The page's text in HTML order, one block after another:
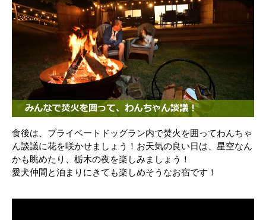
食後は、プライベートドッグラン内で焚火を囲ってわんちゃ
ん談議に花を咲かせましょう！お天気の良い日は、星空なん
かも眺めたり、栃木の夜を楽しみましょう！
愛犬仲間と泊まりにきても楽しめそうなお宿です！